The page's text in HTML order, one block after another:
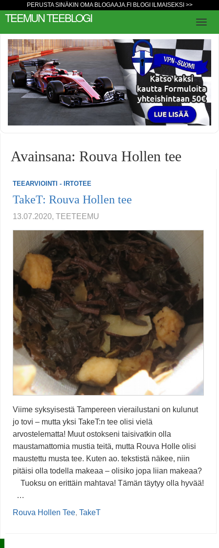
PERUSTA SINÄKIN OMA BLOGAAJA.FI BLOGI ILMAISEKSI >>
TEEMUN TEEBLOGI
Avainsana: Rouva Hollen tee
TEEARVIOINTI - IRTOTEE
TakeT: Rouva Hollen tee
13.07.2020, TEETEEMU
Viime syksyisestä Tampereen vierailustani on kulunut
jo tovi – mutta yksi TakeT:n tee olisi vielä
arvostelematta! Muut ostokseni taisivatkin olla
maustamattomia mustia teitä, mutta Rouva Holle olisi
maustettu musta tee. Kuten ao. tekstistä näkee, niin
pitäisi olla todella makeaa – olisiko jopa liian makeaa?
Tuoksu on erittäin mahtava! Tämän täytyy olla hyvää!
…
Rouva Hollen Tee, TakeT